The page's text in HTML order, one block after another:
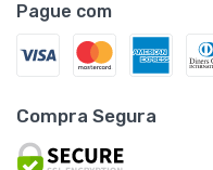
Pague com
Compra Segura